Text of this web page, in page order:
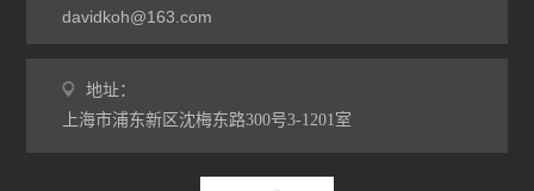
davidkoh@163.com
地址：
上海市浦东新区沈梅东路300号3-1201室